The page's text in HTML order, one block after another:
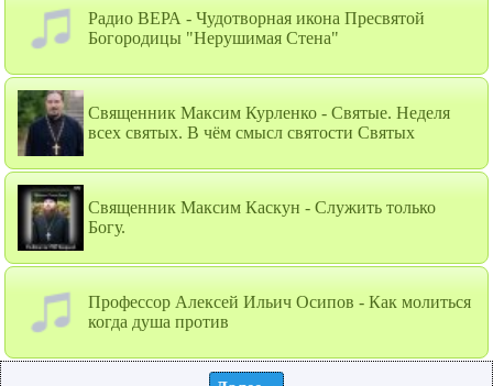
Радио ВЕРА - Чудотворная икона Пресвятой
Богородицы "Нерушимая Стена"
Священник Максим Курленко - Святые. Неделя
всех святых. В чём смысл святости Святых
Священник Максим Каскун - Служить только
Богу.
Профессор Алексей Ильич Осипов - Как молиться
когда душа против